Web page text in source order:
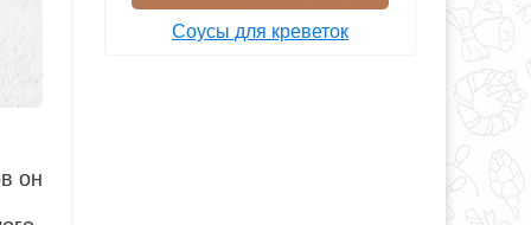
он
Соусы для креветок